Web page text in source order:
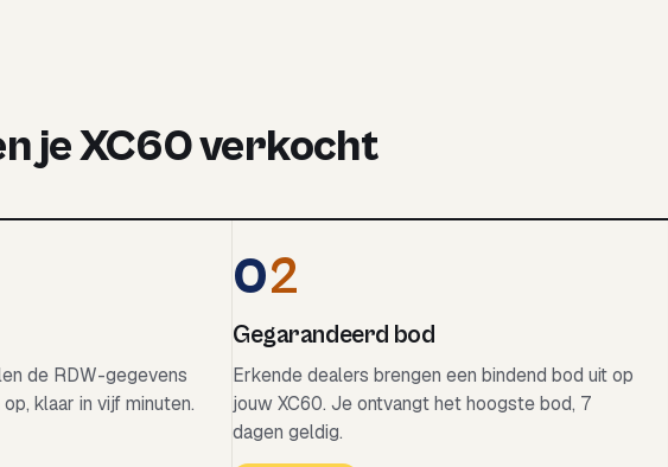
je XC60 verkocht
de RDW-gegevens
klaar in vijf minuten.
02
Gegarandeerd bod
Erkende dealers brengen een bindend bod uit op
jouw XC60. Je ontvangt het hoogste bod, 7
dagen geldig.